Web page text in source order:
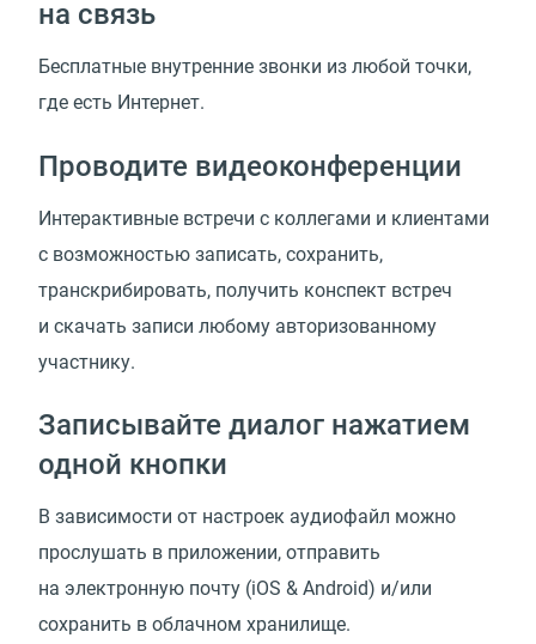
на связь
Бесплатные внутренние звонки из любой точки,
где есть Интернет.
Проводите видеоконференции
Интерактивные встречи с коллегами и клиентами
с возможностью записать, сохранить,
транскрибировать, получить конспект встреч
и скачать записи любому авторизованному
участнику.
Записывайте диалог нажатием
одной кнопки
В зависимости от настроек аудиофайл можно
прослушать в приложении, отправить
на электронную почту (iOS & Android) и/или
сохранить в облачном хранилище.